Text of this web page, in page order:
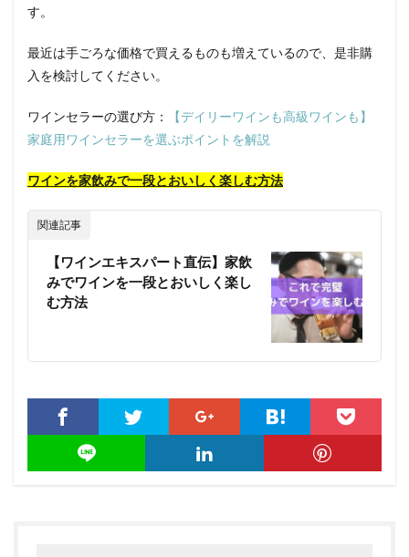
す。
最近は手ごろな価格で買えるものも増えているので、是非購
入を検討してください。
ワインセラーの選び方：
【デイリーワインも高級ワインも】
家庭用ワインセラーを選ぶポイントを解説
ワインを家飲みで一段とおいしく楽しむ方法
関連記事
【ワインエキスパート直伝】家飲
みでワインを一段とおいしく楽し
む方法